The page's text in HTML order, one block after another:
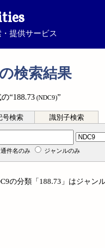
提供サービス
検索結果
“188.73 (NDC9)”
号検索 識別子検索
件名のみ ジャンルのみ
の分類「188.73」はジャン